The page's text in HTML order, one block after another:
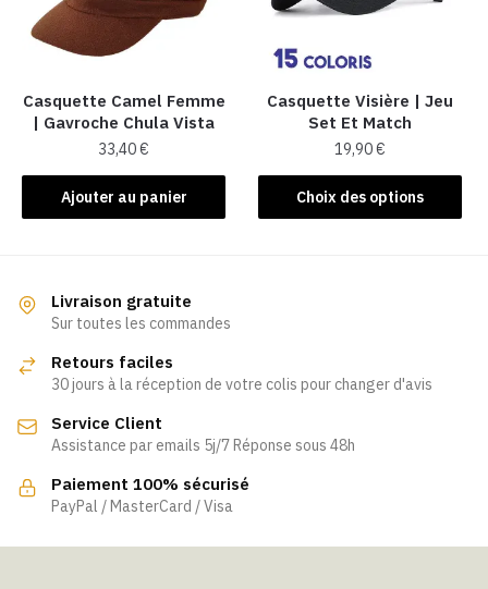
être
choisies
la
page
du
produit
être
sur
la
page
du
produit
Casquette Camel Femme
| Gavroche Chula Vista
33,40€
Ajouter au panier
Casquette Visière | Jeu
Set Et Match
19,90€
Choix des options
Ce
produit
peuvent
être
Livraison gratuite
Sur toutes les commandes
Retours faciles
30 jours à la réception de votre colis pour changer d'avis
Service Client
Assistance par emails 5j/7 Réponse sous 48h
Paiement 100% sécurisé
PayPal / MasterCard / Visa